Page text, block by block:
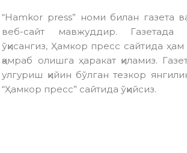
“Hamkor press” номи билан газета
веб-сайт мавжуддир.
ўқисангиз, Ҳамкор пресс сайтида
қамраб олишга ҳаракат қиламиз.
улгуриш қийин бўлган тезкор
“Ҳамкор пресс” сайтида ўқийсиз.